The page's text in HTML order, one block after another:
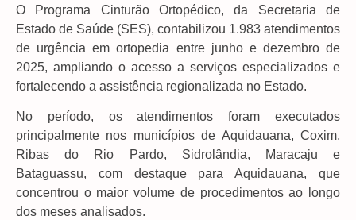
O Programa Cinturão Ortopédico, da Secretaria de
Estado de Saúde (SES), contabilizou 1.983 atendimentos
de urgência em ortopedia entre junho e dezembro de
2025, ampliando o acesso a serviços especializados e
fortalecendo a assistência regionalizada no Estado.
No período, os atendimentos foram executados
principalmente nos municípios de Aquidauana, Coxim,
Ribas do Rio Pardo, Sidrolândia, Maracaju e
Bataguassu, com destaque para Aquidauana, que
concentrou o maior volume de procedimentos ao longo
dos meses analisados.